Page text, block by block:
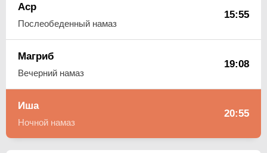
Аср
Послеобеденный намаз
15:55
Магриб
Вечерний намаз
19:08
Иша
Ночной намаз
20:55